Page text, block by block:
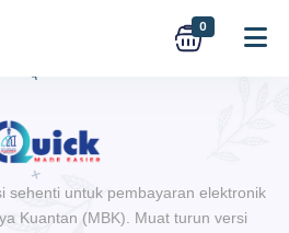
0
sehenti untuk pembayaran elektronik
Kuantan (MBK). Muat turun versi